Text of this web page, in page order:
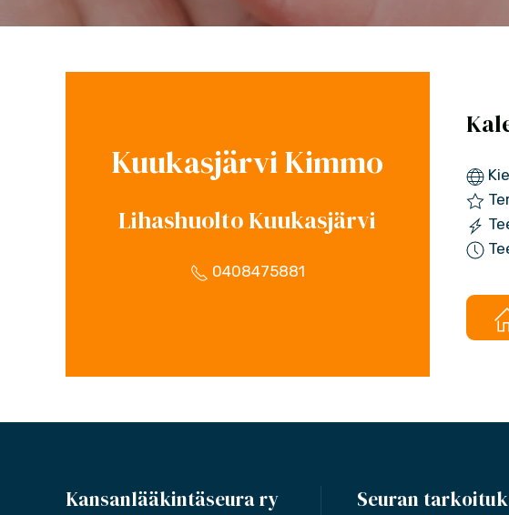
Kuukasjärvi Kimmo
Lihashuolto Kuukasjärvi
0408475881
Kansanlääkintäseura ry Seuran